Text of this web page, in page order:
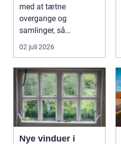
med at tætne
overgange og
samlinger, så
bygningen holder sig
sund, tør og pæn i...
02 juli 2026
Nye vinduer i